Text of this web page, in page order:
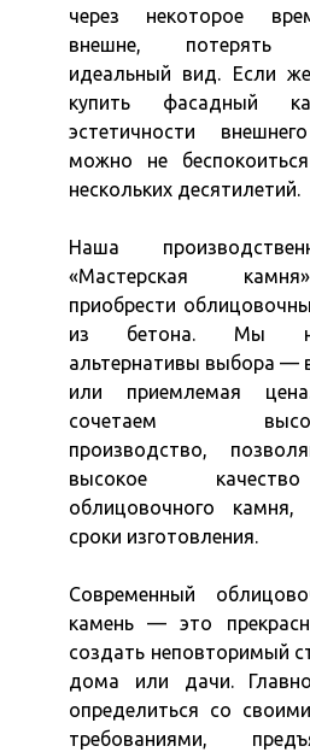
через некоторое
внешне, потерять
идеальный вид. Если
купить фасадный
эстетичности
можно не
нескольких десятилетий.
Наша
«Мастерская
приобрести
из бетона. Мы не
альтернативы выбора —
или приемлемая
сочетаем
производство,
высокое
облицовочного
сроки изготовления.
Современный
камень — это
создать неповторимый
дома или дачи.
определиться со
требованиями,